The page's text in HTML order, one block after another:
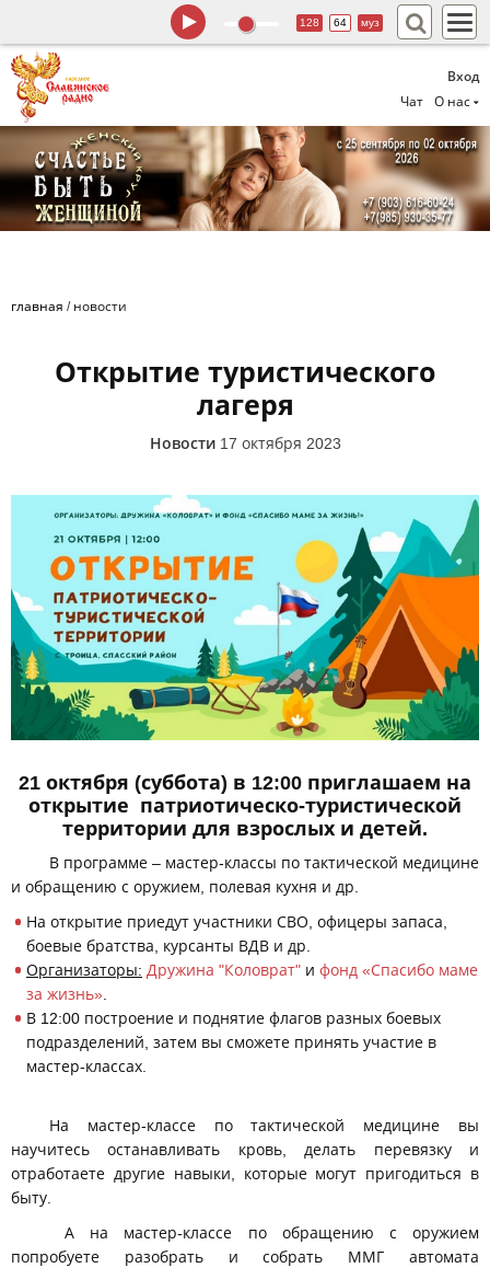
Вход
Чат
О нас
128 64 муз
главная / новости
Открытие туристического
лагеря
Новости 17 октября 2023
21 октября (суббота) в 12:00 приглашаем на
открытие патриотическо-туристической
территории для взрослых и детей.
В программе – мастер-классы по тактической медицине
и обращению с оружием, полевая кухня и др.
На открытие приедут участники СВО, офицеры запаса,
боевые братства, курсанты ВДВ и др.
Организаторы: Дружина "Коловрат" и фонд «Спасибо маме
за жизнь»
В 12:00 построение и поднятие флагов разных боевых
подразделений, затем вы сможете принять участие в
мастер-классах.
На мастер-классе по тактической медицине вы
научитесь останавливать кровь, делать перевязку и
отработаете другие навыки, которые могут пригодиться в
быту.
А на мастер-классе по обращению с оружием
попробуете разобрать и собрать ММГ автомата